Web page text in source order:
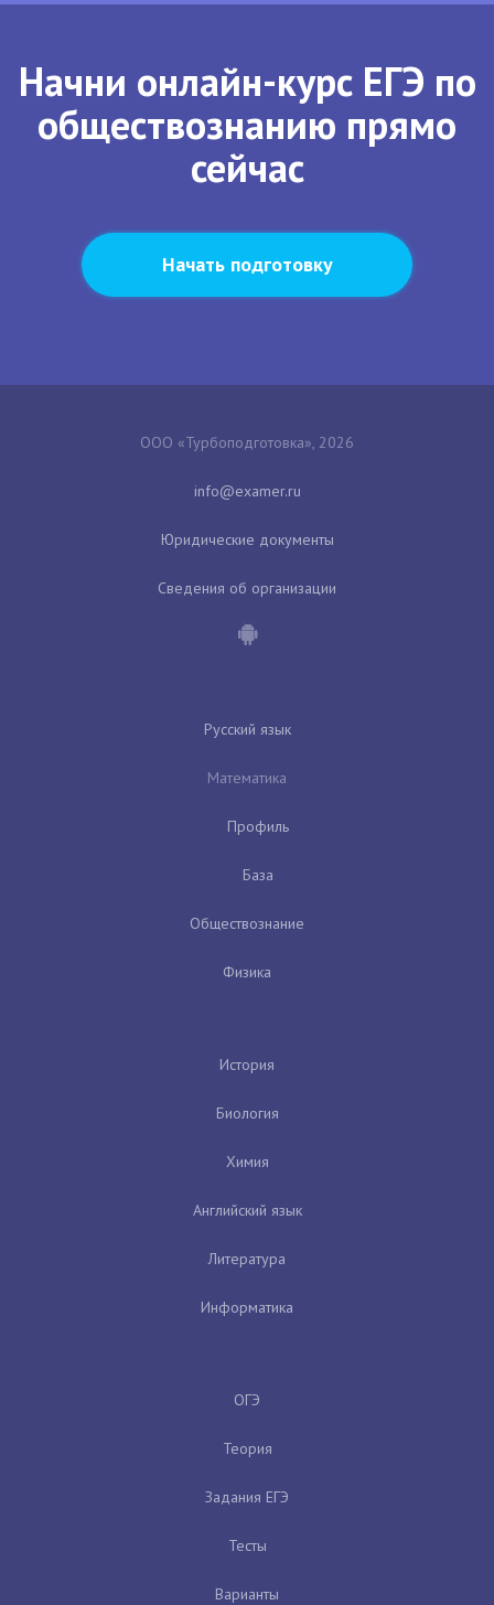
Начни онлайн-курс ЕГЭ по
обществознанию прямо
сейчас
Начать подготовку
ООО «Турбоподготовка», 2026
Юридические документы
Сведения об организации
Русский язык
Математика
Профиль
База
Обществознание
Физика
История
Биология
Химия
Английский язык
Литература
Информатика
ОГЭ
Теория
Задания ЕГЭ
Тесты
Варианты